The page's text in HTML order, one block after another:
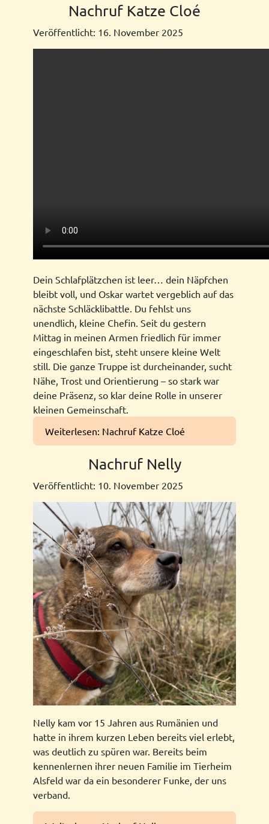
Nachruf Katze Cloé
Veröffentlicht: 16. November 2025
Dein Schlafplätzchen ist leer… dein Näpfchen
bleibt voll, und Oskar wartet vergeblich auf das
nächste Schläcklibattle. Du fehlst uns
unendlich, kleine Chefin. Seit du gestern
Mittag in meinen Armen friedlich für immer
eingeschlafen bist, steht unsere kleine Welt
still. Die ganze Truppe ist durcheinander, sucht
Nähe, Trost und Orientierung – so stark war
deine Präsenz, so klar deine Rolle in unserer
kleinen Gemeinschaft.
Weiterlesen: Nachruf Katze Cloé
Nachruf Nelly
Veröffentlicht: 10. November 2025
Nelly kam vor 15 Jahren aus Rumänien und
hatte in ihrem kurzen Leben bereits viel erlebt,
was deutlich zu spüren war. Bereits beim
kennenlernen ihrer neuen Familie im Tierheim
Alsfeld war da ein besonderer Funke, der uns
verband.